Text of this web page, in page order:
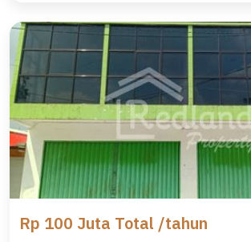
Rp 100 Juta Total /tahun